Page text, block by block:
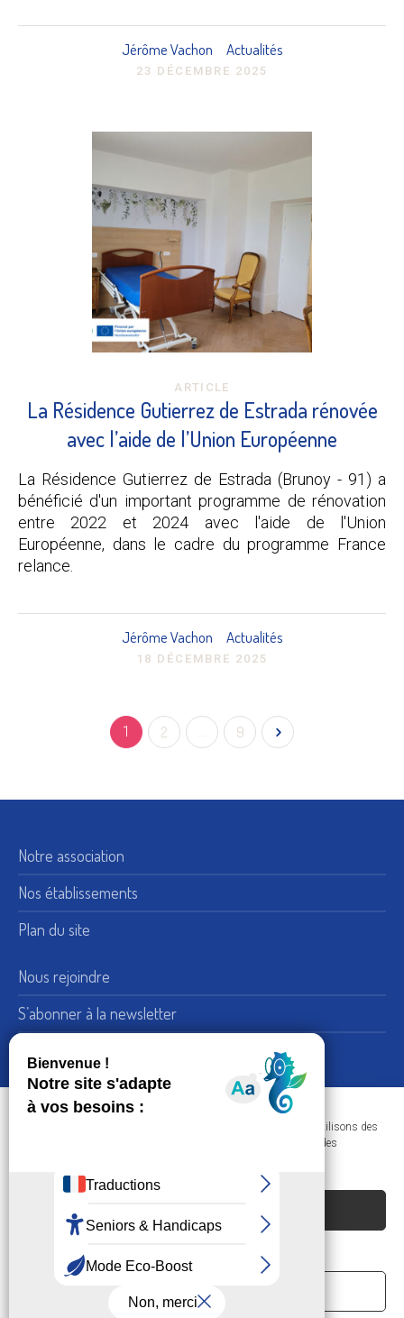
Dans le respect de votre confidentialité et de vos données, nous utilisons des
cookies afin d'améliorer votre navigation sur nos sites et réaliser des
PRÉFÉRENCES
Jérôme Vachon Actualités
23 DÉCEMBRE 2025
ARTICLE
La Résidence Gutierrez de Estrada rénovée
avec l’aide de l’Union Européenne
La Résidence Gutierrez de Estrada (Brunoy - 91) a
bénéficié d'un important programme de rénovation
entre 2022 et 2024 avec l'aide de l'Union
Européenne, dans le cadre du programme France
relance.
Jérôme Vachon Actualités
18 DÉCEMBRE 2025
1 2 … 9
Notre association
Nos établissements
Plan du site
Nous rejoindre
S’abonner à la newsletter
Adresse : 15, rue de Bellechasse 75007 Paris
Nous contacter
Société Philanthropique © 2023 - Tous droits